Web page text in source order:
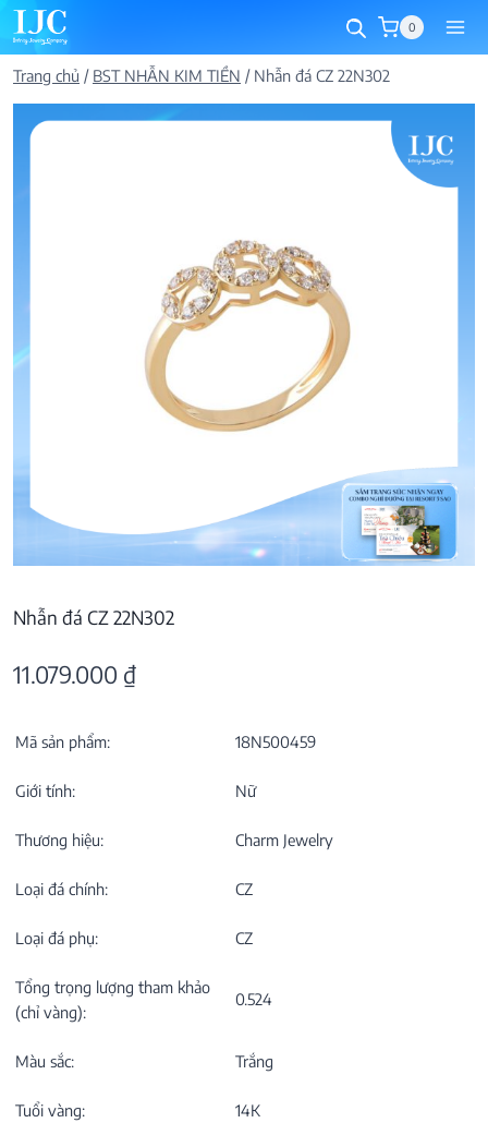
Skip
to
content
0
Trang chủ / BST NHẪN KIM TIỀN / Nhẫn đá CZ 22N302
Nhẫn đá CZ 22N302
11.079.000 ₫
Mã sản phẩm: 18N500459
Giới tính: Nữ
Thương hiệu: Charm Jewelry
Loại đá chính: CZ
Loại đá phụ: CZ
Tổng trọng lượng tham khảo
(chỉ vàng):
0.524
Màu sắc: Trắng
Tuổi vàng: 14K